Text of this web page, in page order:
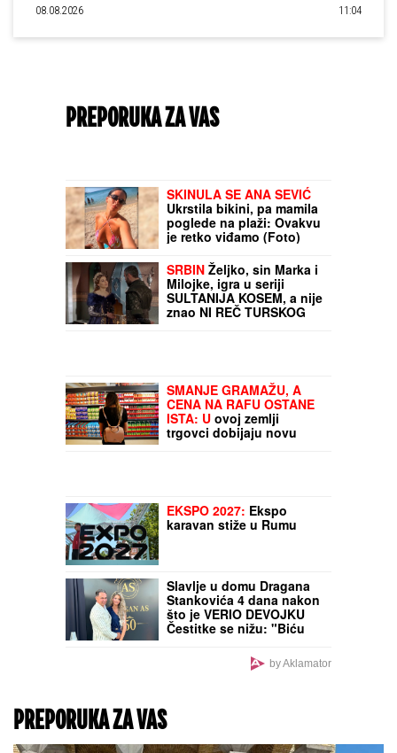
08.08.2026 11:04
PREPORUKA ZA VAS
SKINULA SE ANA SEVIĆ
Ukrstila bikini, pa mamila
poglede na plaži: Ovakvu
je retko viđamo (Foto)
znao NI REČ TURSKOG
pre snimanja: Pohađao
primetili